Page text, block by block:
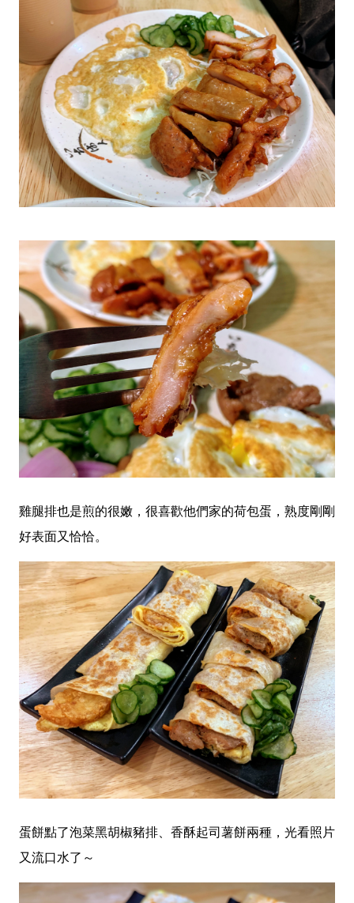
雞腿排也是煎的很嫩，很喜歡他們家的荷包蛋，熟度剛剛
好表面又恰恰。
蛋餅點了泡菜黑胡椒豬排、香酥起司薯餅兩種，光看照片
又流口水了～